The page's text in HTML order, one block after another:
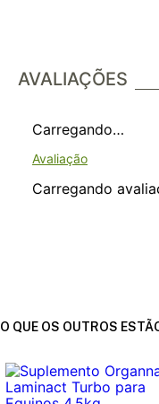
AVALIAÇÕES
Carregando…
Carregando
O QUE OS OUTROS